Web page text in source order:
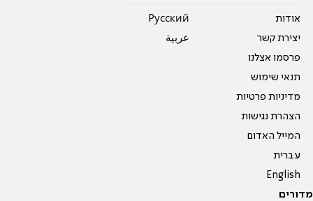
אודות
יצירת קשר
פרסמו אצלנו
תנאי שימוש
מדיניות פרטיות
הצהרת נגישות
המייל האדום
עברית
English
Pусский
عربية
מדורים